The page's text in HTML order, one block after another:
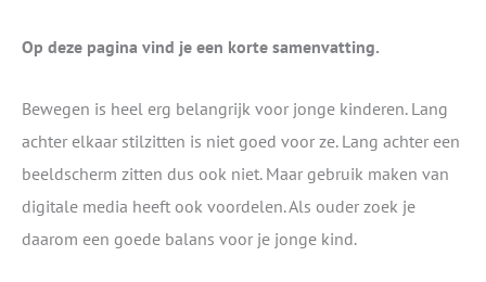
Op deze pagina vind je een korte samenvatting.
Bewegen is heel erg belangrijk voor jonge kinderen. Lang
achter elkaar stilzitten is niet goed voor ze. Lang achter een
beeldscherm zitten dus ook niet. Maar gebruik maken van
digitale media heeft ook voordelen. Als ouder zoek je
daarom een goede balans voor je jonge kind.